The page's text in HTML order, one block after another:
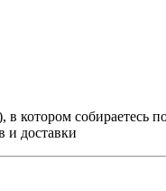
котором собираетесь
и доставки